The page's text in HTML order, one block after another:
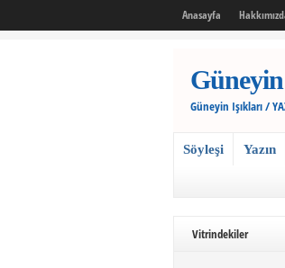
Anasayfa
Güneyin Işıkları /
Söyleşi Yazın
Vitrindekiler